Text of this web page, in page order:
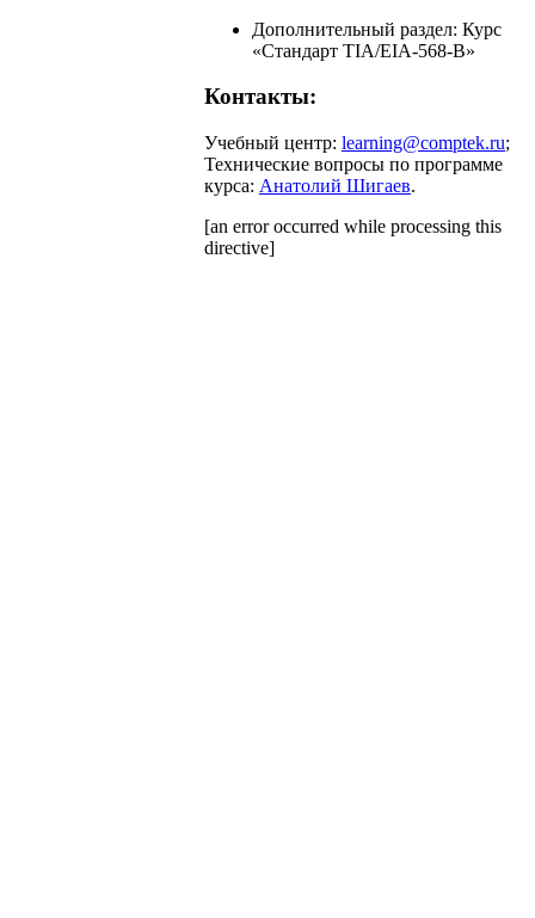
Дополнительный раздел: Курс
«Стандарт TIA/EIA-568-B»
Контакты:
Учебный центр: learning@comptek.ru;
Технические вопросы по программе
курса: Анатолий Шигаев.
[an error occurred while processing this
directive]